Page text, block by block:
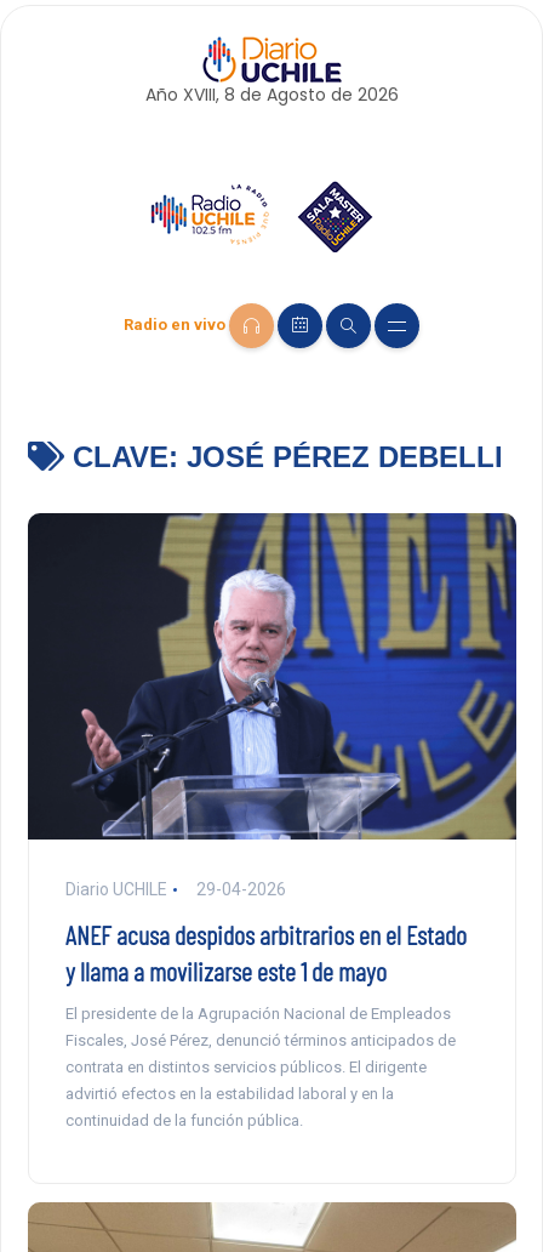
Año XVIII, 8 de Agosto de 2026
Radio en vivo
CLAVE: JOSÉ PÉREZ DEBELLI
Diario UCHILE 29-04-2026
ANEF acusa despidos arbitrarios en el Estado
y llama a movilizarse este 1 de mayo
El presidente de la Agrupación Nacional de Empleados
Fiscales, José Pérez, denunció términos anticipados de
contrata en distintos servicios públicos. El dirigente
advirtió efectos en la estabilidad laboral y en la
continuidad de la función pública.